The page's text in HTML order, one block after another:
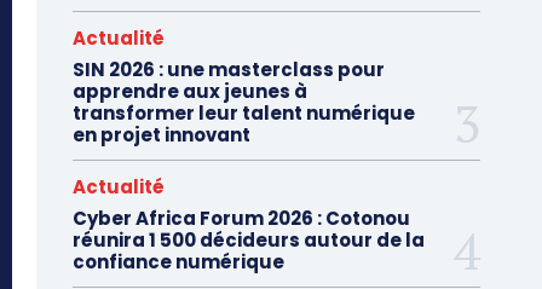
Actualité
SIN 2026 : une masterclass pour
apprendre aux jeunes à
transformer leur talent numérique
en projet innovant
Actualité
Cyber Africa Forum 2026 : Cotonou
réunira 1 500 décideurs autour de la
confiance numérique